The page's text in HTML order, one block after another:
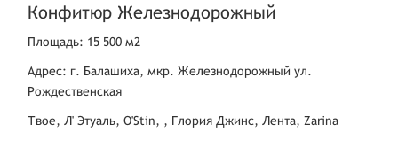
Конфитюр Железнодорожный
Площадь: 15 500 м2
Адрес: г. Балашиха, мкр. Железнодорожный ул.
Рождественская
Твое, Л' Этуаль, O'Stin, , Глория Джинс, Лента, Zarina